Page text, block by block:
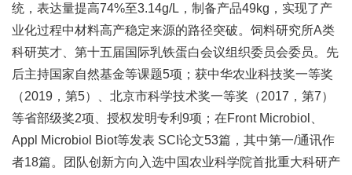
育
流
合
作
党
统，表达量提高74%至3.14g/L，制备产品49kg，实现了产
业化过程中材料高产稳定来源的路径突破。饲料研究所A类
科研英才、第十五届国际乳铁蛋白会议组织委员会委员。先
后主持国家自然基金等课题5项；获中华农业科技奖一等奖
（2019，第5）、北京市科学技术奖一等奖（2017，第7）
等省部级奖2项、授权发明专利9项；在Front Microbiol、
Appl Microbiol Biot等发表 SCI论文53篇，其中第一/通讯作
者18篇。团队创新方向入选中国农业科学院首批重大科研产